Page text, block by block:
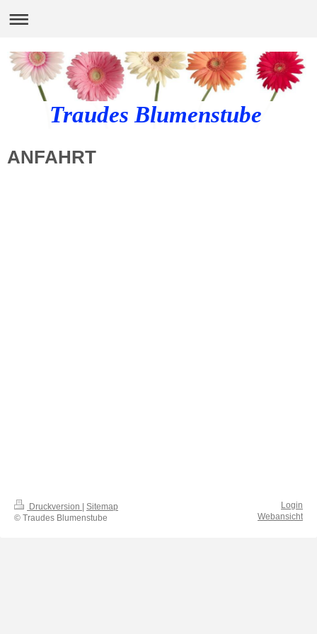
Traudes Blumenstube
ANFAHRT
Druckversion
Sitemap
© Traudes Blumenstube
Login
Webansicht